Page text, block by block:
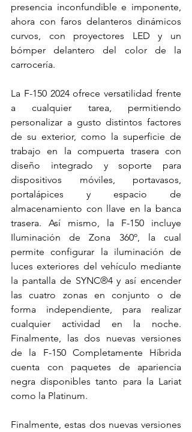
presencia inconfundible e imponente,
ahora con faros delanteros dinámicos
curvos, con proyectores LED y un
bómper delantero del color de la
carrocería.
La F-150 2024 ofrece versatilidad frente
a cualquier tarea, permitiendo
personalizar a gusto distintos factores
de su exterior, como la superficie de
trabajo en la compuerta trasera con
diseño integrado y soporte para
dispositivos móviles, portavasos,
portalápices y espacio de
almacenamiento con llave en la banca
trasera. Así mismo, la F-150 incluye
Iluminación de Zona 360º, la cual
permite configurar la iluminación de
luces exteriores del vehículo mediante
la pantalla de SYNC®4 y así encender
las cuatro zonas en conjunto o de
forma independiente, para realizar
cualquier actividad en la noche.
Finalmente, las dos nuevas versiones
de la F-150 Completamente Híbrida
cuenta con paquetes de apariencia
negra disponibles tanto para la Lariat
como la Platinum.
Finalmente, estas dos nuevas versiones